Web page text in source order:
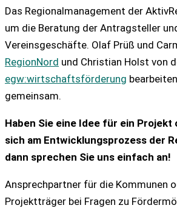
Das Regionalmanagement der
um die Beratung der Antragsteller
Vereinsgeschäfte. Olaf Prüß und
RegionNord und Christian Holst von
egw:wirtschaftsförderung
gemeinsam.
Haben Sie eine Idee für ein Projekt
sich am Entwicklungsprozess der
dann sprechen Sie uns einfach an!
Ansprechpartner für die Kommunen
Projektträger bei Fragen zu